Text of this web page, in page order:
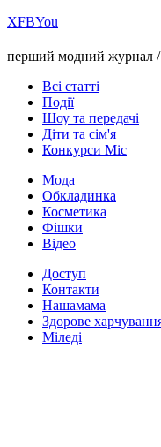
ХFBYou
перший модний журнал /
Всі статті
Події
Шоу та передачі
Діти та сім'я
Конкурси Міс
Мода
Обкладинка
Косметика
Фішки
Відео
Доступ
Контакти
Нашамама
Здорове
Міледі